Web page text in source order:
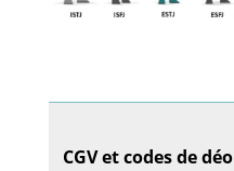
CGV et codes de